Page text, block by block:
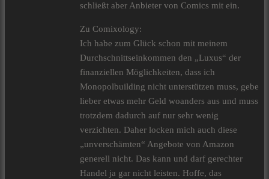
schließt aber Anbieter von Comics mit ein.
Zu Comixology:
Ich habe zum Glück schon mit meinem
Durchschnittseinkommen den „Luxus“ der
finanziellen Möglichkeiten, dass ich
Monopolbuilding nicht unterstützen muss, gebe
lieber etwas mehr Geld woanders aus und muss
trotzdem dadurch auf nur sehr wenig
verzichten. Daher locken mich auch diese
„unverschämten“ Angebote von Amazon
generell nicht. Das kann und darf gerechter
Handel ja gar nicht leisten. Hoffe, das